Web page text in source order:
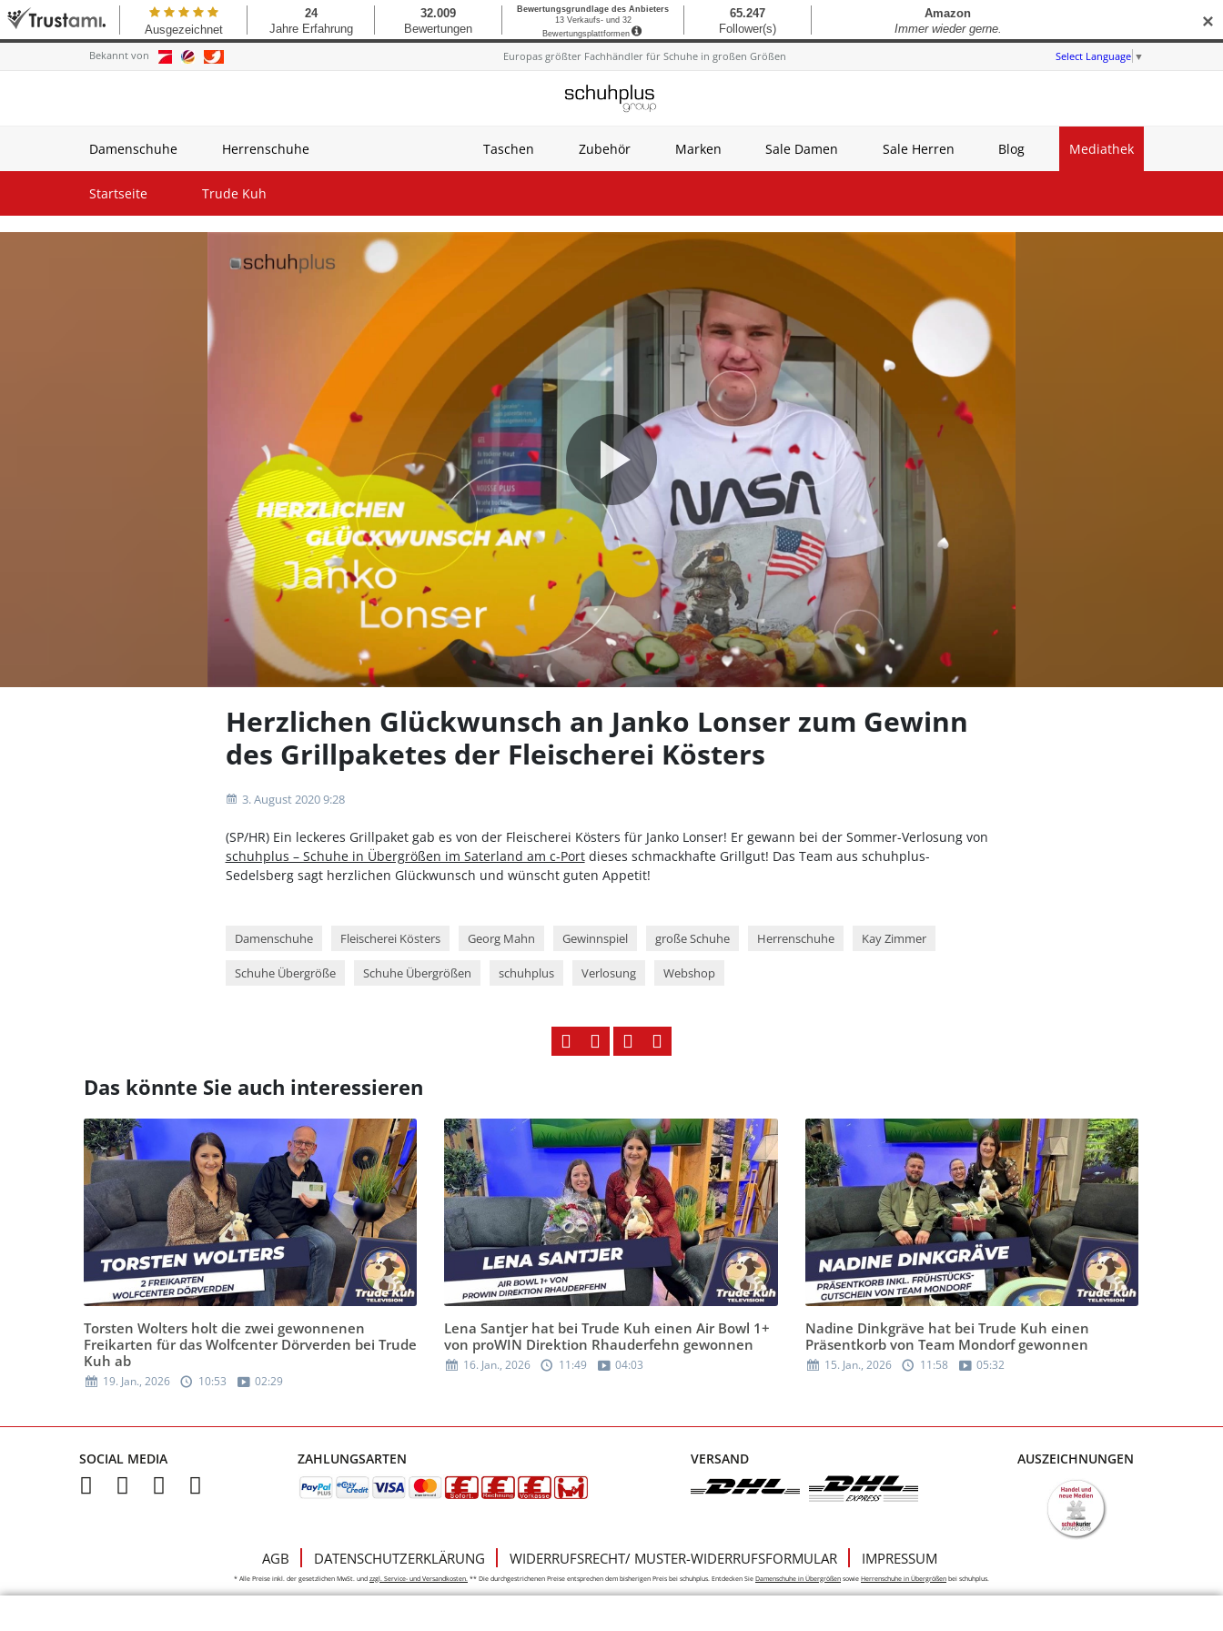
Bekannt von Europas größter Fachhändler für Schuhe in großen Größen Select Language ▼
Damenschuhe Herrenschuhe Taschen Zubehör Marken Sale Damen Sale Herren Blog Mediathek
Startseite Trude Kuh
Video
abspielen
Herzlichen Glückwunsch an Janko Lonser zum Gewinn
des Grillpaketes der Fleischerei Kösters
3. August 2020 9:28
(SP/HR) Ein leckeres Grillpaket gab es von der Fleischerei Kösters für Janko Lonser! Er gewann bei der Sommer-Verlosung von
schuhplus – Schuhe in Übergrößen im Saterland am c-Portdieses schmackhafte Grillgut! Das Team aus schuhplus-
Sedelsberg sagt herzlichen Glückwunsch und wünscht guten Appetit!
Damenschuhe Fleischerei Kösters Georg Mahn Gewinnspiel große Schuhe Herrenschuhe Kay Zimmer
Schuhe Übergröße Schuhe Übergrößen schuhplus Verlosung Webshop
Das könnte Sie auch interessieren
Torsten Wolters holt die zwei gewonnenen
Freikarten für das Wolfcenter Dörverden bei Trude
Kuh ab
19. Jan., 2026 10:53 02:29
Lena Santjer hat bei Trude Kuh einen Air Bowl 1+
von proWIN Direktion Rhauderfehn gewonnen
16. Jan., 2026 11:49 04:03
Nadine Dinkgräve hat bei Trude Kuh einen
Präsentkorb von Team Mondorf gewonnen
15. Jan., 2026 11:58 05:32
SOCIAL MEDIA ZAHLUNGSARTEN VERSAND AUSZEICHNUNGEN
AGB DATENSCHUTZERKLÄRUNG WIDERRUFSRECHT/ MUSTER-WIDERRUFSFORMULAR IMPRESSUM
* Alle Preise inkl. der gesetzlichen MwSt. und zzgl. Service- und Versandkosten. ** Die durchgestrichenen Preise entsprechen dem bisherigen Preis bei schuhplus. Entdecken Sie Damenschuhe in Übergrößen sowie Herrenschuhe in Übergrößen bei schuhplus.
✕